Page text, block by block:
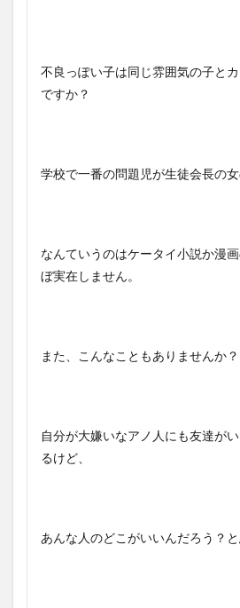
不良っぽい子は同じ雰囲気の子と
ですか？
学校で一番の問題児が生徒会長の女
なんていうのはケータイ小説か漫
ぼ実在しません。
また、こんなこともありませんか？
自分が大嫌いなアノ人にも友達が
るけど、
あんな人のどこがいいんだろう？と